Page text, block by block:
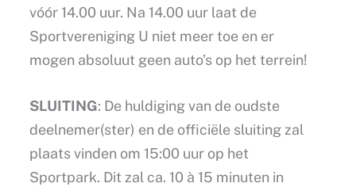
vóór 14.00 uur. Na 14.00 uur laat de
Sportvereniging U niet meer toe en er
mogen absoluut geen auto’s op het terrein!
SLUITING: De huldiging van de oudste
deelnemer(ster) en de officiële sluiting zal
plaats vinden om 15:00 uur op het
Sportpark. Dit zal ca. 10 à 15 minuten in